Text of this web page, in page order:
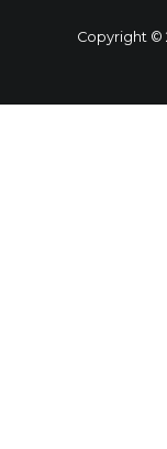
Copyright ©